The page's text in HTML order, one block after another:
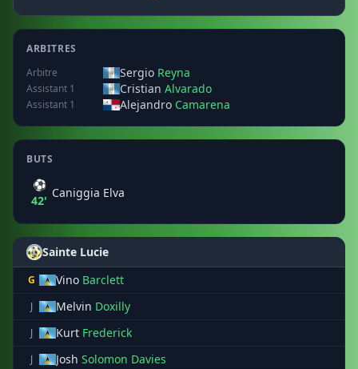
ARBITRES
Arbitre
Sergio Reyna
Assistant 1 Cristian Alvarado
Assistant 1 Alejandro Camarena
BUTS
⚽
42'
Caniggia Elva
Sainte Lucie
G Vino Barclett
J Melvin Doxilly
J Kurt Frederick
J Josh Solomon Davies